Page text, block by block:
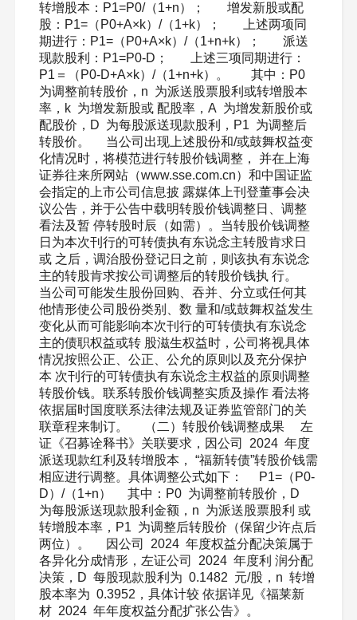
转增股本：P1=P0/（1+n）； 增发新股或配
股：P1=（P0+A×k）/（1+k）； 上述两项同
期进行：P1=（P0+A×k）/（1+n+k）； 派送
现款股利：P1=P0-D； 上述三项同期进行：
P1＝（P0-D+A×k）/（1+n+k）。 其中：P0
为调整前转股价，n 为派送股票股利或转增股本
率，k 为增发新股或 配股率，A 为增发新股价或
配股价，D 为每股派送现款股利，P1 为调整后
转股价。 当公司出现上述股份和/或鼓舞权益变
化情况时，将模范进行转股价钱调整， 并在上海
证券往来所网站（www.sse.com.cn）和中国证监
会指定的上市公司信息披 露媒体上刊登董事会决
议公告，并于公告中载明转股价钱调整日、调整
看法及暂 停转股时辰（如需）。当转股价钱调整
日为本次刊行的可转债执有东说念主转股肯求日
或 之后，调治股份登记日之前，则该执有东说念
主的转股肯求按公司调整后的转股价钱执 行。
当公司可能发生股份回购、吞并、分立或任何其
他情形使公司股份类别、数 量和/或鼓舞权益发生
变化从而可能影响本次刊行的可转债执有东说念
主的债职权益或转 股滋生权益时，公司将视具体
情况按照公正、公正、公允的原则以及充分保护
本 次刊行的可转债执有东说念主权益的原则调整
转股价钱。联系转股价钱调整实质及操作 看法将
依据届时国度联系法律法规及证券监管部门的关
联章程来制订。 （二）转股价钱调整成果 左
证《召募诠释书》关联要求，因公司 2024 年度
派送现款红利及转增股本， “福新转债”转股价钱需
相应进行调整。具体调整公式如下： P1=（P0-
D）/（1+n） 其中：P0 为调整前转股价，D
为每股派送现款股利金额，n 为派送股票股利 或
转增股本率，P1 为调整后转股价（保留少许点后
两位）。 因公司 2024 年度权益分配决策属于
各异化分成情形，左证公司 2024 年度利 润分配
决策，D 每股现款股利为 0.1482 元/股，n 转增
股本率为 0.3952，具体计较 依据详见《福莱新
材 2024 年年度权益分配扩张公告》。